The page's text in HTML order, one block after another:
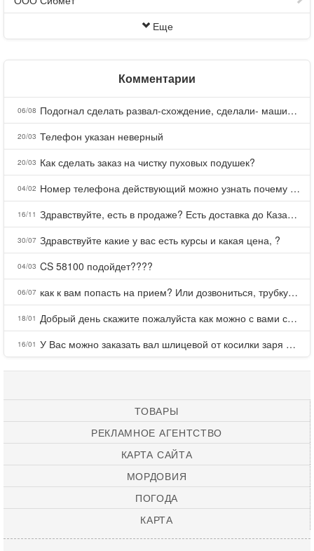
Еще
Комментарии
06/08 Подогнал сделать развал-схождение, сделали- машина уходит на право и колеса проверил все хорошо с атмосферами ужас как можно делать авто, не ужели не берегут свою репутацию, не советую.
20/03 Телефон указан неверный
20/03 Как сделать заказ на чистку пуховых подушек?
04/02 Номер телефона действующий можно узнать почему номер неправельный
16/11 Здравствуйте, есть в продаже? Есть доставка до Казани?
30/07 Здравствуйте какие у вас есть курсы и какая цена, ?
04/03 CS 58100 подойдет????
06/07 как к вам попасть на прием? Или дозвониться, трубку не берете.
18/01 Добрый день скажите пожалуйста как можно с вами связаться . Телефон не отвечает .Заказала кухню в тц Хороший есть претензии а менеджер контактов не дает .Что делать?
16/01 У Вас можно заказать вал шлицевой от косилки заря для мтз, который соединяет мотоблок с косилкой.?
ТОВАРЫ
РЕКЛАМНОЕ АГЕНТСТВО
КАРТА САЙТА
МОРДОВИЯ
ПОГОДА
КАРТА